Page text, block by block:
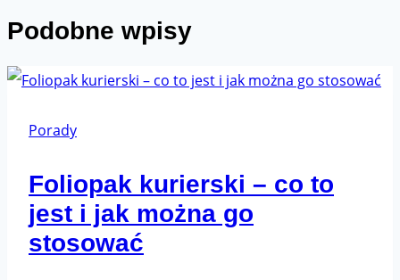
Podobne wpisy
Porady
Foliopak kurierski – co to
jest i jak można go
stosować